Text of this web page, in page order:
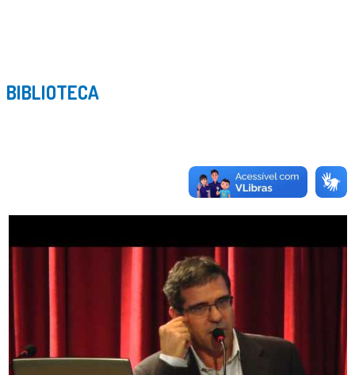
BIBLIOTECA